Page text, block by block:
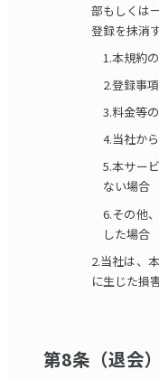
部もしくは
登録を抹消
1.本規約
2.登録事
3.料金等
4.当社か
5.本サー
ない場合
6.その他
した場合
2.当社は、
に生じた損
第8条（退会）